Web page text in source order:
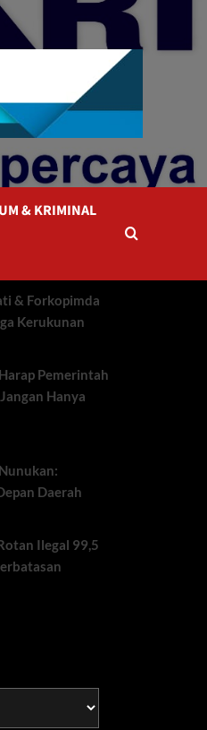
& KRIMINAL
& Forkopimda
Kerukunan
Pemerintah
Hanya
Daerah
Ilegal 99,5